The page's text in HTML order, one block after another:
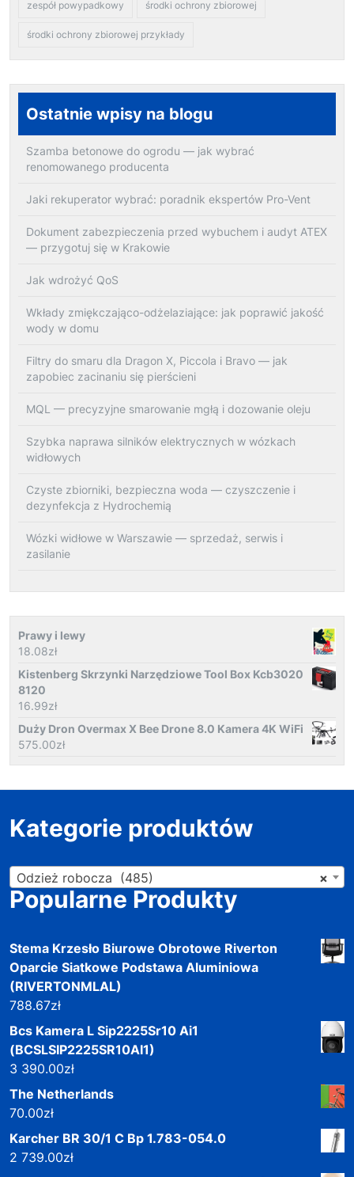
zespół powypadkowy środki ochrony zbiorowej
środki ochrony zbiorowej przykłady
Ostatnie wpisy na blogu
Szamba betonowe do ogrodu — jak wybrać
renomowanego producenta
Jaki rekuperator wybrać: poradnik ekspertów Pro-Vent
Dokument zabezpieczenia przed wybuchem i audyt ATEX
— przygotuj się w Krakowie
Jak wdrożyć QoS
Wkłady zmiękczająco-odżelaziające: jak poprawić jakość
wody w domu
Filtry do smaru dla Dragon X, Piccola i Bravo — jak
zapobiec zacinaniu się pierścieni
MQL — precyzyjne smarowanie mgłą i dozowanie oleju
Szybka naprawa silników elektrycznych w wózkach
widłowych
Czyste zbiorniki, bezpieczna woda — czyszczenie i
dezynfekcja z Hydrochemią
Wózki widłowe w Warszawie — sprzedaż, serwis i
zasilanie
Prawy i lewy
18.08zł
Kistenberg Skrzynki Narzędziowe Tool Box Kcb3020
8120
16.99zł
Duży Dron Overmax X Bee Drone 8.0 Kamera 4K WiFi
575.00zł
Kategorie produktów
×
Odzież robocza (485)
Popularne Produkty
Stema Krzesło Biurowe Obrotowe Riverton
Oparcie Siatkowe Podstawa Aluminiowa
(RIVERTONMLAL)
788.67zł
Bcs Kamera L Sip2225Sr10 Ai1
(BCSLSIP2225SR10AI1)
3 390.00zł
The Netherlands
70.00zł
Karcher BR 30/1 C Bp 1.783-054.0
2 739.00zł